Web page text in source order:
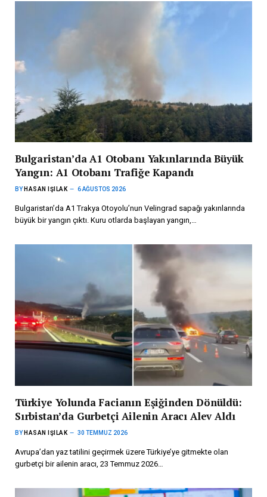
Bulgaristan’da A1 Otobanı Yakınlarında Büyük
Yangın: A1 Otobanı Trafiğe Kapandı
BY HASAN IŞILAK 6 AĞUSTOS 2026
Bulgaristan’da A1 Trakya Otoyolu’nun Velingrad sapağı yakınlarında
büyük bir yangın çıktı. Kuru otlarda başlayan yangın,…
Türkiye Yolunda Facianın Eşiğinden Dönüldü:
Sırbistan’da Gurbetçi Ailenin Aracı Alev Aldı
BY HASAN IŞILAK 30 TEMMUZ 2026
Avrupa’dan yaz tatilini geçirmek üzere Türkiye’ye gitmekte olan
gurbetçi bir ailenin aracı, 23 Temmuz 2026…